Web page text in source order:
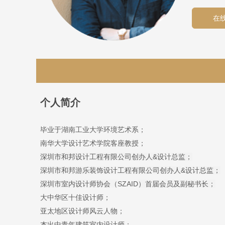
在
个人简介
毕业于湖南工业大学环境艺术系；
南华大学设计艺术学院客座教授；
深圳市和邦设计工程有限公司创办人&设计总监；
深圳市和邦游乐装饰设计工程有限公司创办人&设计总监；
深圳市室内设计师协会（SZAID）首届会员及副秘书长；
大中华区十佳设计师；
亚太地区设计师风云人物；